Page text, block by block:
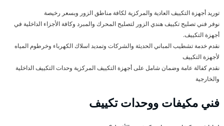
توريد أجهزة التكييف العادية والمركزية لكافة مناطق الزور وبسعر رخيصة
نوفر فني تصليح تكييف هندي الزور لتصليح المحرك والمبرد وكافة الأجزاء الداخلية في
أجهزة التكييف.
نقدم خدمة تشطيب المباني الحديثة والشركات وتمديد اسلاك الكهرباء وخرطوم المياه
لأجهزة التكييف
نقدم كفالة عامة وضمان شامل على أجهزة التكييف المركزية وحدات التكييف الداخلية
والخارجية
فني مكيفات ووحدات تكييف